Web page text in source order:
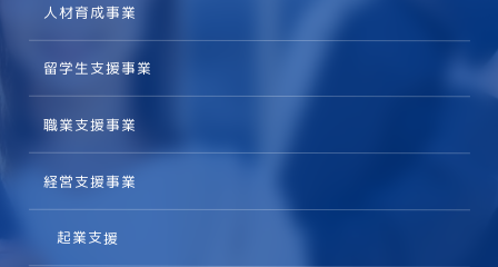
人材育成事業
留学生支援事業
職業支援事業
経営支援事業
起業支援